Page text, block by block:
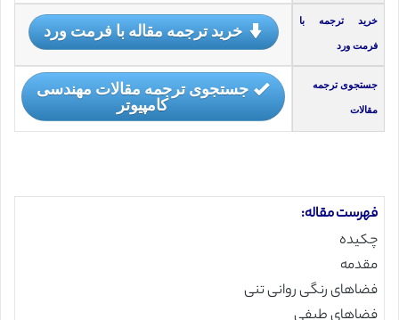
خرید ترجمه با
فرمت ورد
خرید ترجمه مقاله با فرمت ورد
جستجوی ترجمه
مقالات
جستجوی ترجمه مقالات مهندسی
کامپیوتر
فهرست مقاله:
چکیده
مقدمه
فضاهای رنگی روانی تنی
فضاهای طیفی